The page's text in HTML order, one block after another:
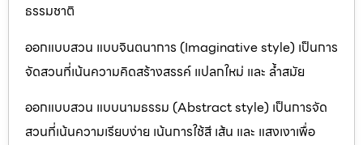
ธรรมชาติ
ออกแบบสวน แบบจินตนาการ (Imaginative style) เป็นการ
จัดสวนที่เน้นความคิดสร้างสรรค์ แปลกใหม่ และ ล้ำสมัย
ออกแบบสวน แบบนามธรรม (Abstract style) เป็นการจัด
สวนที่เน้นความเรียบง่าย เน้นการใช้สี เส้น และ แสงเงาเพื่อ